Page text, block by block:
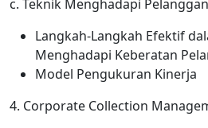
c. Teknik Menghadapi
Langkah-Langkah Efektif
Menghadapi Keberatan
Model Pengukuran Kinerja
4. Corporate Collection